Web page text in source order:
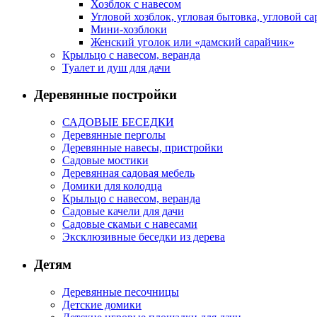
Хозблок с навесом
Угловой хозблок, угловая бытовка, угловой
Мини-хозблоки
Женский уголок или «дамский сарайчик»
Крыльцо с навесом, веранда
Туалет и душ для дачи
Деревянные постройки
САДОВЫЕ БЕСЕДКИ
Деревянные перголы
Деревянные навесы, пристройки
Садовые мостики
Деревянная садовая мебель
Домики для колодца
Крыльцо с навесом, веранда
Садовые качели для дачи
Садовые скамьи с навесами
Эксклюзивные беседки из дерева
Детям
Деревянные песочницы
Детские домики